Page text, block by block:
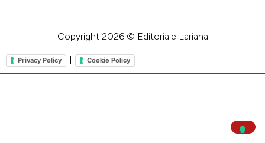
Copyright 2026 © Editoriale Lariana
Privacy Policy Cookie Policy